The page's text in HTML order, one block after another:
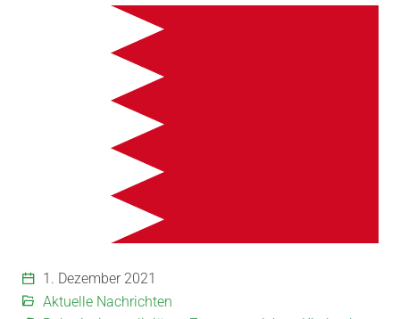
1. Dezember 2021
Aktuelle Nachrichten